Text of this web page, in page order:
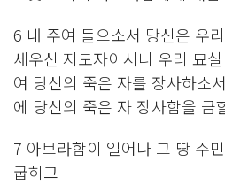
6 내 주여 들으소서 당신은 우
세우신 지도자이시니 우리 묘
여 당신의 죽은 자를 장사하소
에 당신의 죽은 자 장사함을 금
7 아브라함이 일어나 그 땅 주
굽히고